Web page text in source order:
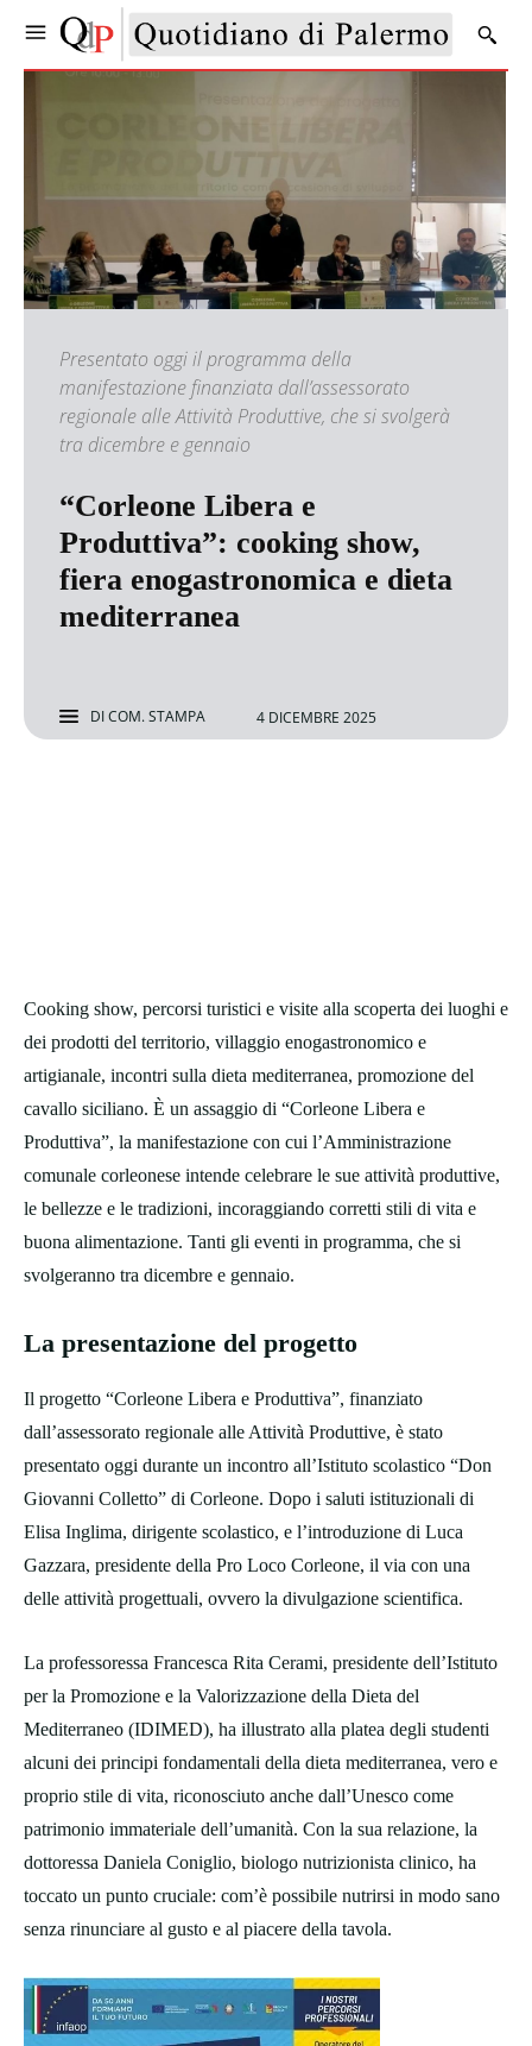
Presentato oggi il programma della
manifestazione finanziata dall’assessorato
regionale alle Attività Produttive, che si svolgerà
tra dicembre e gennaio
“Corleone Libera e
Produttiva”: cooking show,
fiera enogastronomica e dieta
mediterranea
DICOM. STAMPA 4 DICEMBRE 2025
Cooking show, percorsi turistici e visite alla scoperta dei luoghi e
dei prodotti del territorio, villaggio enogastronomico e
artigianale, incontri sulla dieta mediterranea, promozione del
cavallo siciliano. È un assaggio di “Corleone Libera e
Produttiva”, la manifestazione con cui l’Amministrazione
comunale corleonese intende celebrare le sue attività produttive,
le bellezze e le tradizioni, incoraggiando corretti stili di vita e
buona alimentazione. Tanti gli eventi in programma, che si
svolgeranno tra dicembre e gennaio.
La presentazione del progetto
Il progetto “Corleone Libera e Produttiva”, finanziato
dall’assessorato regionale alle Attività Produttive, è stato
presentato oggi durante un incontro all’Istituto scolastico “Don
Giovanni Colletto” di Corleone. Dopo i saluti istituzionali di
Elisa Inglima, dirigente scolastico, e l’introduzione di Luca
Gazzara, presidente della Pro Loco Corleone, il via con una
delle attività progettuali, ovvero la divulgazione scientifica.
La professoressa Francesca Rita Cerami, presidente dell’Istituto
per la Promozione e la Valorizzazione della Dieta del
Mediterraneo (IDIMED), ha illustrato alla platea degli studenti
alcuni dei principi fondamentali della dieta mediterranea, vero e
proprio stile di vita, riconosciuto anche dall’Unesco come
patrimonio immateriale dell’umanità. Con la sua relazione, la
dottoressa Daniela Coniglio, biologo nutrizionista clinico, ha
toccato un punto cruciale: com’è possibile nutrirsi in modo sano
senza rinunciare al gusto e al piacere della tavola.